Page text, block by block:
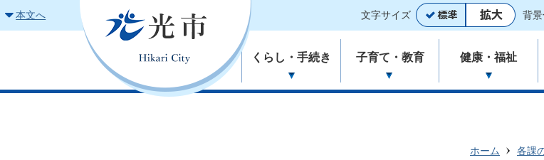
本文へ 文字サイズ 背
くらし・手続き 子育て・教育 健康・福祉
ホーム
各課